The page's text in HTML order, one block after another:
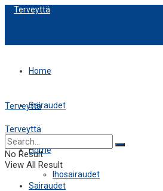
Terveyttä
Home
Sairaudet
Ihosairaudet
Terveyttä
Home
Sairaudet
Terveyttä
No Result
View All Result